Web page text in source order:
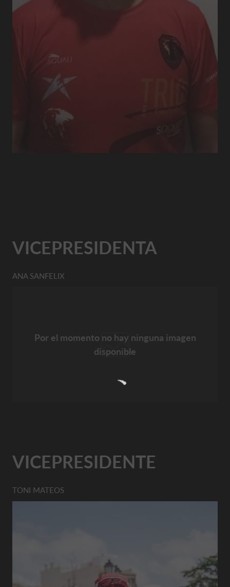
VICEPRESIDENTA
ANA SANFELIX
Por el momento no hay ninguna imagen
disponible
VICEPRESIDENTE
TONI MATEOS